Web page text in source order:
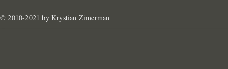
© 2010-2021 by Krystian Zimerman